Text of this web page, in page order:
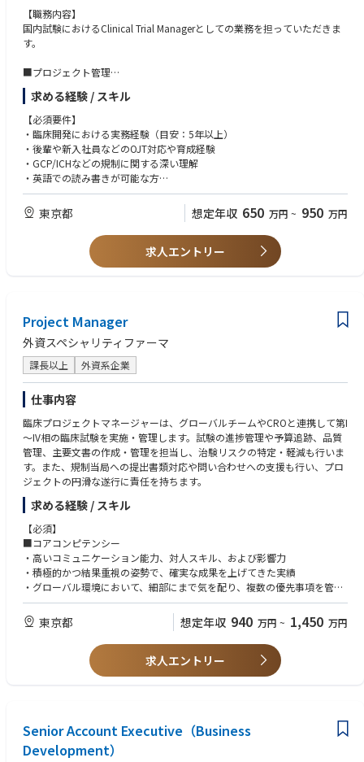
【職務内容】
国内試験におけるClinical Trial Managerとしての業務を担っていただきま
す。
■プロジェクト管理
・臨床試験におけるタイムラインを作成し、進捗を管理する。
・他部門連携の中心となり、タイムラインと予算を管理し、予定されたマ
イルストーンを達成する。
・試験に関するvenderのマネジメントを行う。
■コミュニケーション
・海外含むチームメンバーや医師を含むステークホルダーと効果的に情報
・研究成果や進捗について関連部門への報告を行う。
■問題解決と意思決定
・発生する問題に対して迅速に対処し、適切な解決策を見出す。
・決断力を発揮し、試験の方向性を示す。
する。
・規制当局とのやり取りや監査対応を管理する。
※将来的にラインマネジメントをお任せできる方を想定しています。
求める経験 / スキル
【必須要件】
・臨床開発における実務経験（目安：5年以上）
・後輩や新入社員などのOJT対応や育成経験
・GCP/ICHなどの規制に関する深い理解
・英語での読み書きが可能な方
【歓迎要件】
・英語でのコミュニケーションが可能な方
東京都 想定年収 650 万円 ~ 950 万円
求人エントリー
Project Manager
外資スペシャリティファーマ
課長以上 外資系企業
仕事内容
臨床プロジェクトマネージャーは、グローバルチームやCROと連携して第I
～IV相の臨床試験を実施・管理します。試験の進捗管理や予算追跡、品質
管理、主要文書の作成・管理を担当し、治験リスクの特定・軽減も行いま
す。また、規制当局への提出書類対応や問い合わせへの支援も行い、プロ
ジェクトの円滑な遂行に責任を持ちます。
求める経験 / スキル
【必須】
■コアコンピテンシー
・高いコミュニケーション能力、対人スキル、および影響力
・積極的かつ結果重視の姿勢で、確実な成果を上げてきた実績
・グローバル環境において、細部にまで気を配り、複数の優先事項を管理
できる優れた組織力
・独自の判断力と論理的思考力を用いて、複雑で非定型的な問題に対処で
きる、高い分析力と問題解決能力
■リーダーシップとステークホルダーマネジメント
・CROおよび外部ベンダーの監督経験（パフォーマンス管理および問題管
・上級管理職へのプレゼンテーション経験、および複雑な概念を明確に伝
える能力
東京都 想定年収 940 万円 ~ 1,450 万円
求人エントリー
Senior Account Executive（Business
Development）